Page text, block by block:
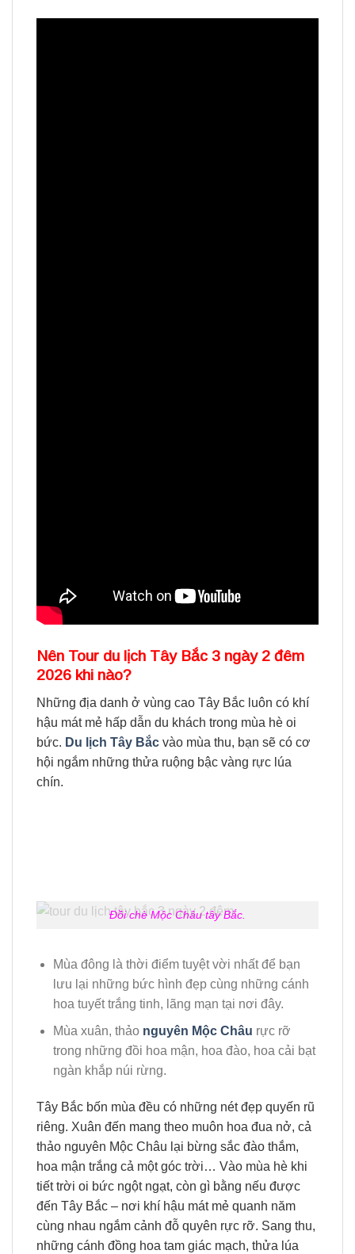
Nên Tour du lịch Tây Bắc 3 ngày 2 đêm
2026 khi nào?
Những địa danh ở vùng cao Tây Bắc luôn có khí
hậu mát mẻ hấp dẫn du khách trong mùa hè oi
bức. Du lịch Tây Bắc vào mùa thu, bạn sẽ có cơ
hội ngắm những thửa ruộng bậc vàng rực lúa
chín.
Đồi chè Mộc Châu tây Bắc.
Mùa đông là thời điểm tuyệt vời nhất để bạn
lưu lại những bức hình đẹp cùng những cánh
hoa tuyết trắng tinh, lãng mạn tại nơi đây.
Mùa xuân, thảo nguyên Mộc Châu rực rỡ
trong những đồi hoa mận, hoa đào, hoa cải bạt
ngàn khắp núi rừng.
Tây Bắc bốn mùa đều có những nét đẹp quyến rũ
riêng. Xuân đến mang theo muôn hoa đua nở, cả
thảo nguyên Mộc Châu lại bừng sắc đào thắm,
hoa mận trắng cả một góc trời… Vào mùa hè khi
tiết trời oi bức ngột ngạt, còn gì bằng nếu được
đến Tây Bắc – nơi khí hậu mát mẻ quanh năm
cùng nhau ngắm cảnh đỗ quyên rực rỡ. Sang thu,
những cánh đồng hoa tam giác mạch, thửa lúa